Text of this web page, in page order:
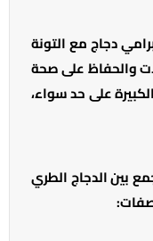
دجاج مع التونة
والحفاظ على صحة
على حد سواء،
بين الدجاج الطري